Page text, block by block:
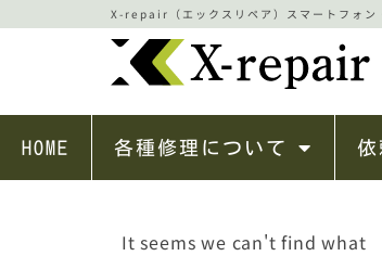
X-repair（エックスリペア）スマートフォ
HOME 各種修理について 依
It seems we can't find what